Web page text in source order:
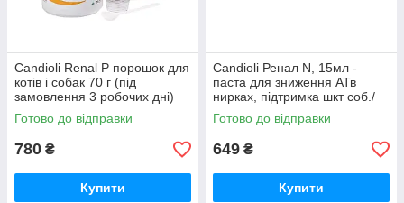
Candioli Renal Р порошок для
котів і собак 70 г (під
замовлення 3 робочих дні)
Готово до відправки
780 ₴
Купити
Candioli Ренал N, 15мл -
паста для зниження АТв
нирках, підтримка шкт соб./
кот., а/оксідант (під
замовлення 3 робочих дні)
Готово до відправки
649 ₴
Купити